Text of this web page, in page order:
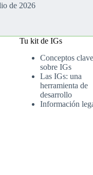
de 2026
Tu kit de IGs
Conceptos clave
sobre IGs
Las IGs: una
herramienta de
desarrollo
Información